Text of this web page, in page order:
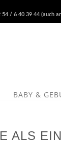
/ 6 40 39 44 (auch
BABY &
ALS